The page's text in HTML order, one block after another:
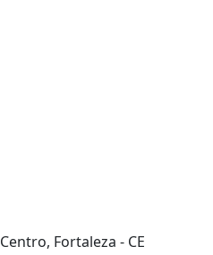
Centro, Fortaleza - CE